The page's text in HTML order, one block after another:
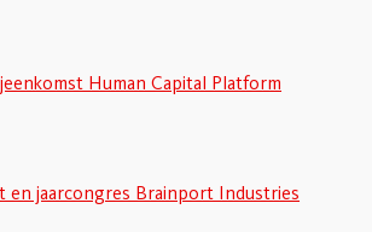
Human Capital Platform
en jaarcongres Brainport Industries